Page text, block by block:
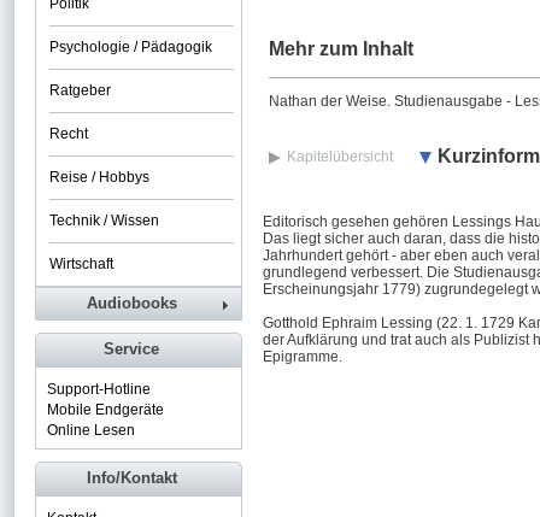
Mehr zum Inhalt
Nathan der Weise. Studienausgabe -
Kapitelübersicht
Editorisch gesehen gehören Lessings
Das liegt sicher auch daran, dass die
Jahrhundert gehört - aber eben auch
grundlegend verbessert. Die
Erscheinungsjahr 1779) zugrundegelegt
Gotthold Ephraim Lessing (22. 1. 1729
der Aufklärung und trat auch als Publizist
Epigramme.
Politik
Psychologie / Pädagogik
Ratgeber
Recht
Reise / Hobbys
Technik / Wissen
Wirtschaft
Audiobooks
Service
Support-Hotline
Mobile Endgeräte
Online Lesen
Info/Kontakt